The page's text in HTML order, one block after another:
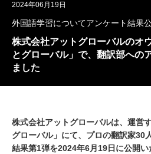
2024年06月19日
外国語学習についてアンケート結果
株式会社アットグローバルのオ
とグローバル」で、翻訳部への
ました
株式会社アットグローバルは、運営
グローバル」にて、プロの翻訳家30
結果第1弾を2024年6月19日に公開